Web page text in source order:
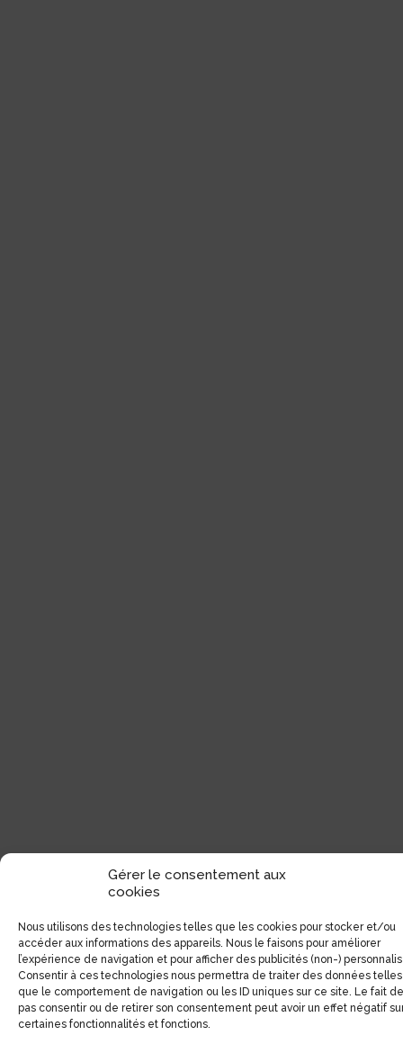
Gérer le consentement aux
cookies
Nous utilisons des technologies telles que les cookies pour stocker et/ou
accéder aux informations des appareils. Nous le faisons pour améliorer
l’expérience de navigation et pour afficher des publicités (non-)
Consentir à ces technologies nous permettra de traiter des données telles
que le comportement de navigation ou les ID uniques sur ce site. Le fait
pas consentir ou de retirer son consentement peut avoir un effet négatif
certaines fonctionnalités et fonctions.
Coordonnées
1551, Avenue Laurier Est (Coin Laurier/Fabre)
Montréal, Qc H2J 1J1